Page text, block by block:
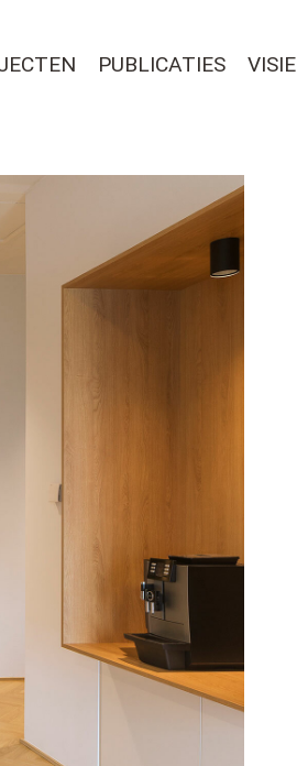
PUBLICATIES VISIE